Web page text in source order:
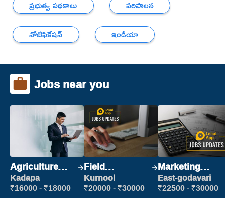
ప్రభుత్వ పథకాలు
పరిపాలన
నోటిఫికేషన్
ఇండియా
Jobs near you
Agriculture
Labour
Kadapa
₹16000 - ₹18000
Field
Marketing
Executive
Kurnool
₹20000 - ₹30000
Marketing
Executive
East-godavari
₹22500 - ₹30000